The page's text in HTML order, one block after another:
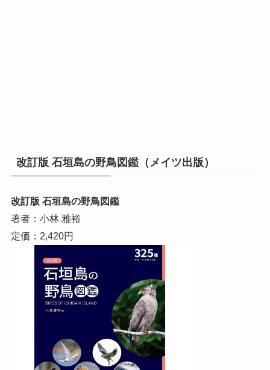
改訂版 石垣島の野鳥図鑑（メイツ出版）
改訂版 石垣島の野鳥図鑑
著者：小林 雅裕
定価：2,420円